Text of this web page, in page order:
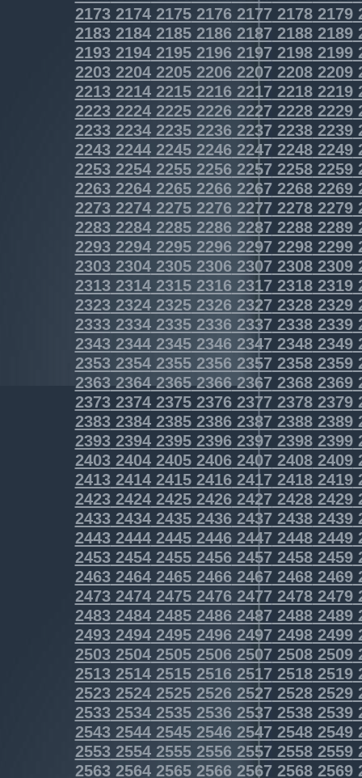
2173217421752176217721782179
2183218421852186218721882189
2193219421952196219721982199
2203220422052206220722082209
2213221422152216221722182219
2223222422252226222722282229
2233223422352236223722382239
2243224422452246224722482249
2253225422552256225722582259
2263226422652266226722682269
2273227422752276227722782279
2283228422852286228722882289
2293229422952296229722982299
2303230423052306230723082309
2313231423152316231723182319
2323232423252326232723282329
2333233423352336233723382339
2343234423452346234723482349
2353235423552356235723582359
2363236423652366236723682369
2373237423752376237723782379
2383238423852386238723882389
2393239423952396239723982399
2403240424052406240724082409
2413241424152416241724182419
2423242424252426242724282429
2433243424352436243724382439
2443244424452446244724482449
2453245424552456245724582459
2463246424652466246724682469
2473247424752476247724782479
2483248424852486248724882489
2493249424952496249724982499
2503250425052506250725082509
2513251425152516251725182519
2523252425252526252725282529
2533253425352536253725382539
2543254425452546254725482549
2553255425552556255725582559
2563256425652566256725682569